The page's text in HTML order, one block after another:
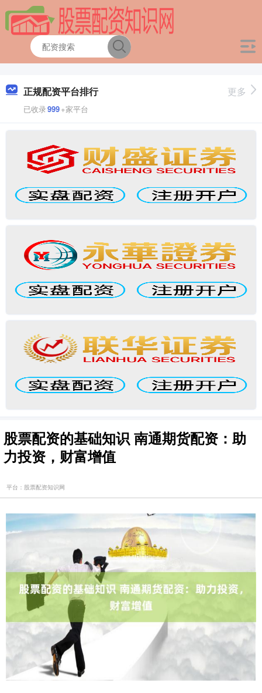
正规配资平台排行
已收录999+家平台
更多
股票配资的基础知识 南通期货配资：助
力投资，财富增值
平台：股票配资知识网